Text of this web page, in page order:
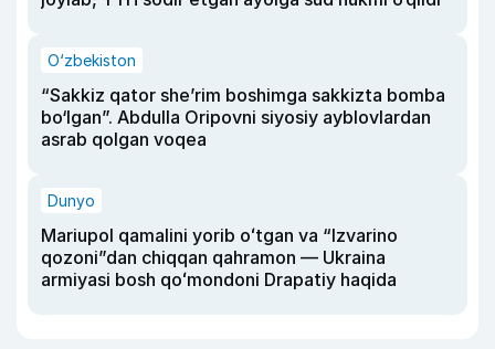
O‘zbekiston
“Sakkiz qator she’rim boshimga sakkizta bomba
bo‘lgan”. Abdulla Oripovni siyosiy ayblovlardan
asrab qolgan voqea
Dunyo
Mariupol qamalini yorib oʻtgan va “Izvarino
qozoni”dan chiqqan qahramon — Ukraina
armiyasi bosh qoʻmondoni Drapatiy haqida